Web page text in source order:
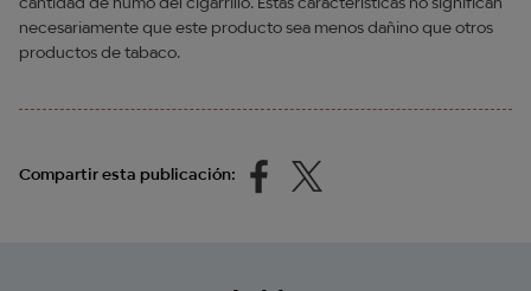
cantidad de humo del cigarrillo. Estas características no significan
necesariamente que este producto sea menos dañino que otros
productos de tabaco.
Compartir esta publicación: